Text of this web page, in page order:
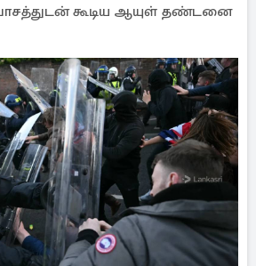
கூடிய ஆயுள் தண்டனை